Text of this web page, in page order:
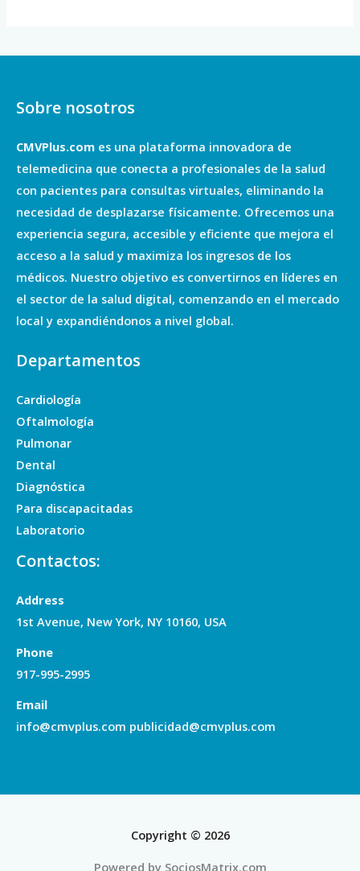
Sobre nosotros
CMVPlus.com es una plataforma innovadora de
telemedicina que conecta a profesionales de la salud
con pacientes para consultas virtuales, eliminando la
necesidad de desplazarse físicamente. Ofrecemos una
experiencia segura, accesible y eficiente que mejora el
acceso a la salud y maximiza los ingresos de los
médicos. Nuestro objetivo es convertirnos en líderes en
el sector de la salud digital, comenzando en el mercado
local y expandiéndonos a nivel global.
Departamentos
Cardiología
Oftalmología
Pulmonar
Dental
Diagnóstica
Para discapacitadas
Laboratorio
Contactos:
Address
1st Avenue, New York, NY 10160, USA
Phone
917-995-2995
Email
info@cmvplus.com publicidad@cmvplus.com
Copyright © 2026
Powered by SociosMatrix.com